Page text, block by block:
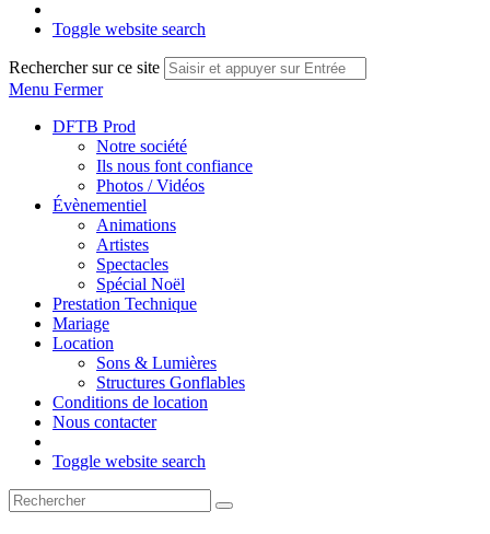
Toggle website search
Rechercher sur ce site
Menu Fermer
DFTB Prod
Notre société
Ils nous font confiance
Photos / Vidéos
Évènementiel
Animations
Artistes
Spectacles
Spécial Noël
Prestation Technique
Mariage
Location
Sons & Lumières
Structures Gonflables
Conditions de location
Nous contacter
Toggle website search